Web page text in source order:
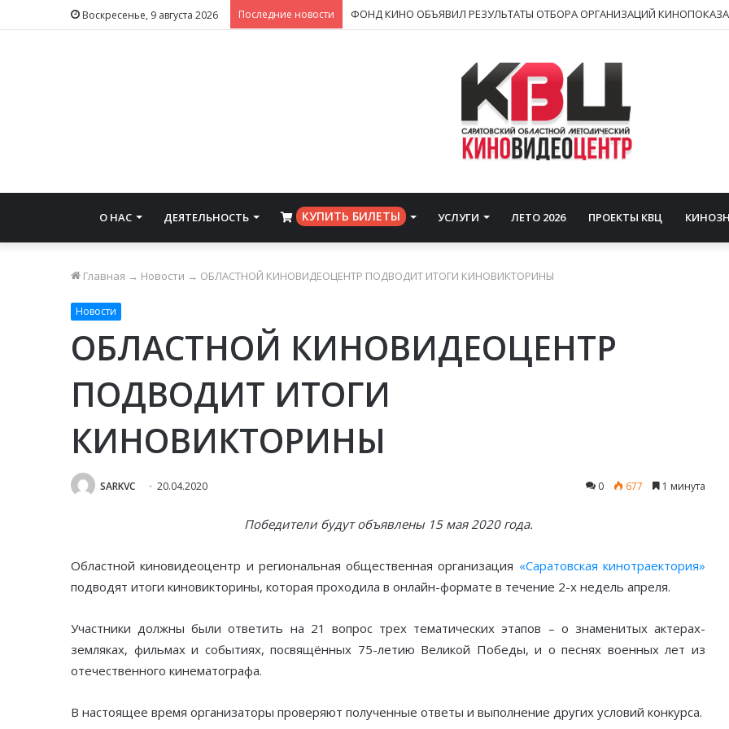
Воскресенье, 9 августа 2026 Последние новости
О НАС ДЕЯТЕЛЬНОСТЬ ⠀КУПИТЬ БИЛЕТЫ УСЛУГИ ЛЕТО 2026 ПРОЕКТЫ КВЦ
Главная → Новости → ОБЛАСТНОЙ КИНОВИДЕОЦЕНТР ПОДВОДИТ ИТОГИ КИНОВИКТОРИНЫ
Новости
ОБЛАСТНОЙ КИНОВИДЕОЦЕНТР
ПОДВОДИТ ИТОГИ
КИНОВИКТОРИНЫ
SARKVC 20.04.2020 0 677 1 минута
Победители будут объявлены 15 мая 2020 года.
Областной киновидеоцентр и региональная общественная организация «Саратовская кинотраектория»
подводят итоги киновикторины, которая проходила в онлайн-формате в течение 2-х недель апреля.
Участники должны были ответить на 21 вопрос трех тематических этапов – о знаменитых актерах-
земляках, фильмах и событиях, посвящённых 75-летию Великой Победы, и о песнях военных лет из
отечественного кинематографа.
В настоящее время организаторы проверяют полученные ответы и выполнение других условий конкурса.